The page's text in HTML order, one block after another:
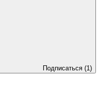
Подписаться (1)